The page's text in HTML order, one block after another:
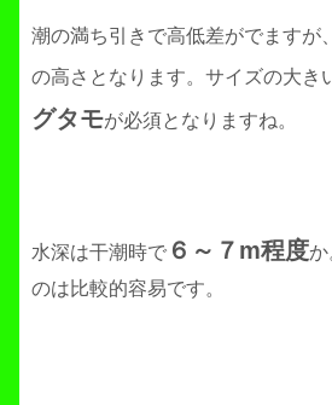
潮の満ち引きで高低差がでますが
の高さとなります。サイズの大き
グタモが必須となりますね。
水深は干潮時で ６～７m程度か
のは比較的容易です。